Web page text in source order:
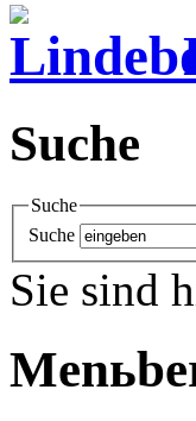
Suche
Suche
Suche
Sie sind